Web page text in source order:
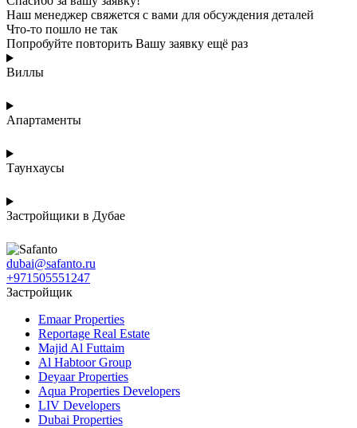
Наш менеджер свяжется с вами для обсуждения деталей
Что-то пошло не так
Попробуйте повторить Вашу заявку ещё раз
Виллы
Апартаменты
Таунхаусы
Застройщики в Дубае
dubai@safanto.ru
+971505551247
Застройщик
Emaar Properties
Reportage Real Estate
Majid Al Futtaim
Al Habtoor Group
Deyaar Properties
Aqua Properties Developers
LIV Developers
Dubai Properties